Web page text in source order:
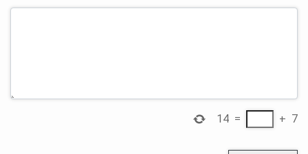
7
+
=
14